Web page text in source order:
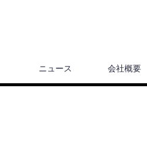
ニュース 会社概要